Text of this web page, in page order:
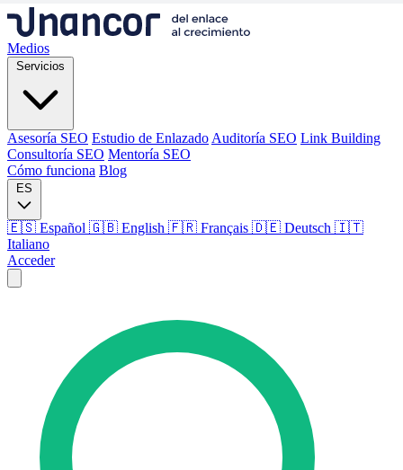
Medios
Servicios
Asesoría SEO Estudio de Enlazado Auditoría SEO Link Building
Consultoría SEO Mentoría SEO
Cómo funciona Blog
ES
🇪🇸 Español 🇬🇧 English 🇫🇷 Français 🇩🇪 Deutsch 🇮🇹
Italiano
Acceder
Asesoría SEO Estudio de Enlazado Auditoría SEO
Consultoría SEO
Cómo funciona
Idioma